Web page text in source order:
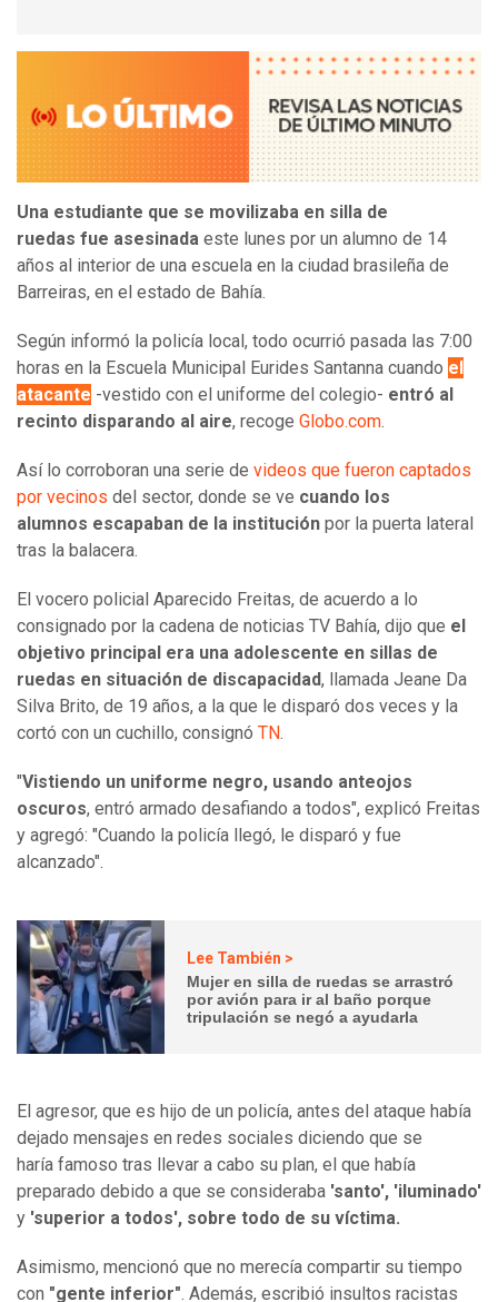
Una estudiante que se movilizaba en silla de
ruedas fue asesinada este lunes por un alumno de 14
años al interior de una escuela en la ciudad brasileña de
Barreiras, en el estado de Bahía.
Según informó la policía local, todo ocurrió pasada las 7:00
horas en la Escuela Municipal Eurides Santanna cuando el
atacante -vestido con el uniforme del colegio- entró al
recinto disparando al aire, recoge Globo.com.
Así lo corroboran una serie de videos que fueron captados
por vecinos del sector, donde se ve cuando los
alumnos escapaban de la institución por la puerta lateral
tras la balacera.
El vocero policial Aparecido Freitas, de acuerdo a lo
consignado por la cadena de noticias TV Bahía, dijo que el
objetivo principal era una adolescente en sillas de
ruedas en situación de discapacidad, llamada Jeane Da
Silva Brito, de 19 años, a la que le disparó dos veces y la
cortó con un cuchillo, consignó TN.
"Vistiendo un uniforme negro, usando anteojos
oscuros, entró armado desafiando a todos", explicó Freitas
y agregó: "Cuando la policía llegó, le disparó y fue
alcanzado".
Lee También >
Mujer en silla de ruedas se arrastró
por avión para ir al baño porque
tripulación se negó a ayudarla
El agresor, que es hijo de un policía, antes del ataque había
dejado mensajes en redes sociales diciendo que se
haría famoso tras llevar a cabo su plan, el que había
preparado debido a que se consideraba 'santo', 'iluminado'
y 'superior a todos', sobre todo de su víctima.
Asimismo, mencionó que no merecía compartir su tiempo
con "gente inferior". Además, escribió insultos racistas